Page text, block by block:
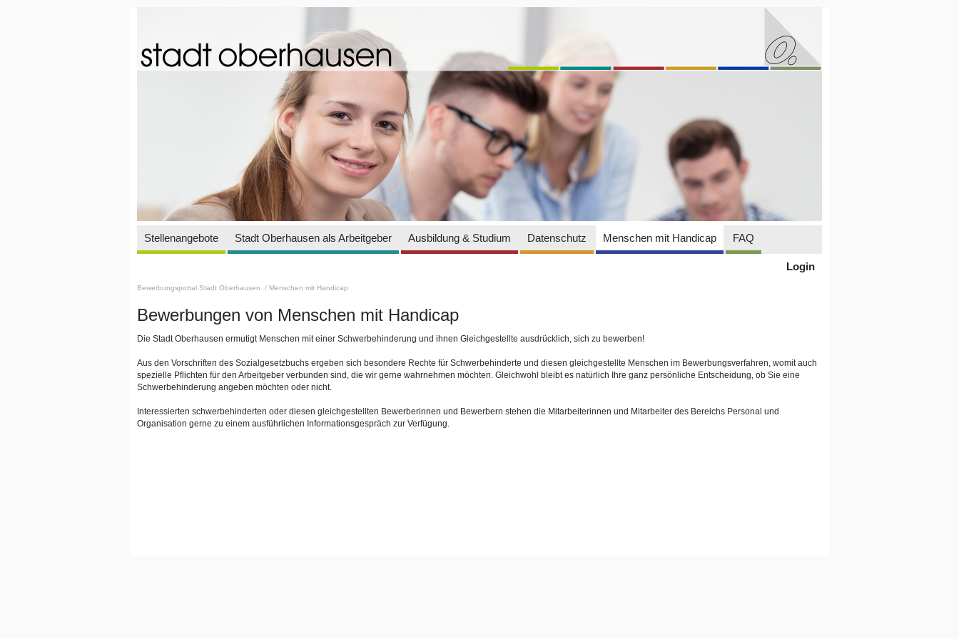
Stellenangebote Stadt Oberhausen als Arbeitgeber Ausbildung & Studium Datenschutz Menschen mit Handicap FAQ
Login
Bewerbungsportal Stadt Oberhausen / Menschen mit Handicap
Bewerbungen von Menschen mit Handicap
Die Stadt Oberhausen ermutigt Menschen mit einer Schwerbehinderung und ihnen Gleichgestellte ausdrücklich, sich zu bewerben!
Aus den Vorschriften des Sozialgesetzbuchs ergeben sich besondere Rechte für Schwerbehinderte und diesen gleichgestellte Menschen im Bewerbungsverfahren, womit auch
spezielle Pflichten für den Arbeitgeber verbunden sind, die wir gerne wahrnehmen möchten. Gleichwohl bleibt es natürlich Ihre ganz persönliche Entscheidung, ob Sie eine
Schwerbehinderung angeben möchten oder nicht.
Interessierten schwerbehinderten oder diesen gleichgestellten Bewerberinnen und Bewerbern stehen die Mitarbeiterinnen und Mitarbeiter des Bereichs Personal und
Organisation gerne zu einem ausführlichen Informationsgespräch zur Verfügung.